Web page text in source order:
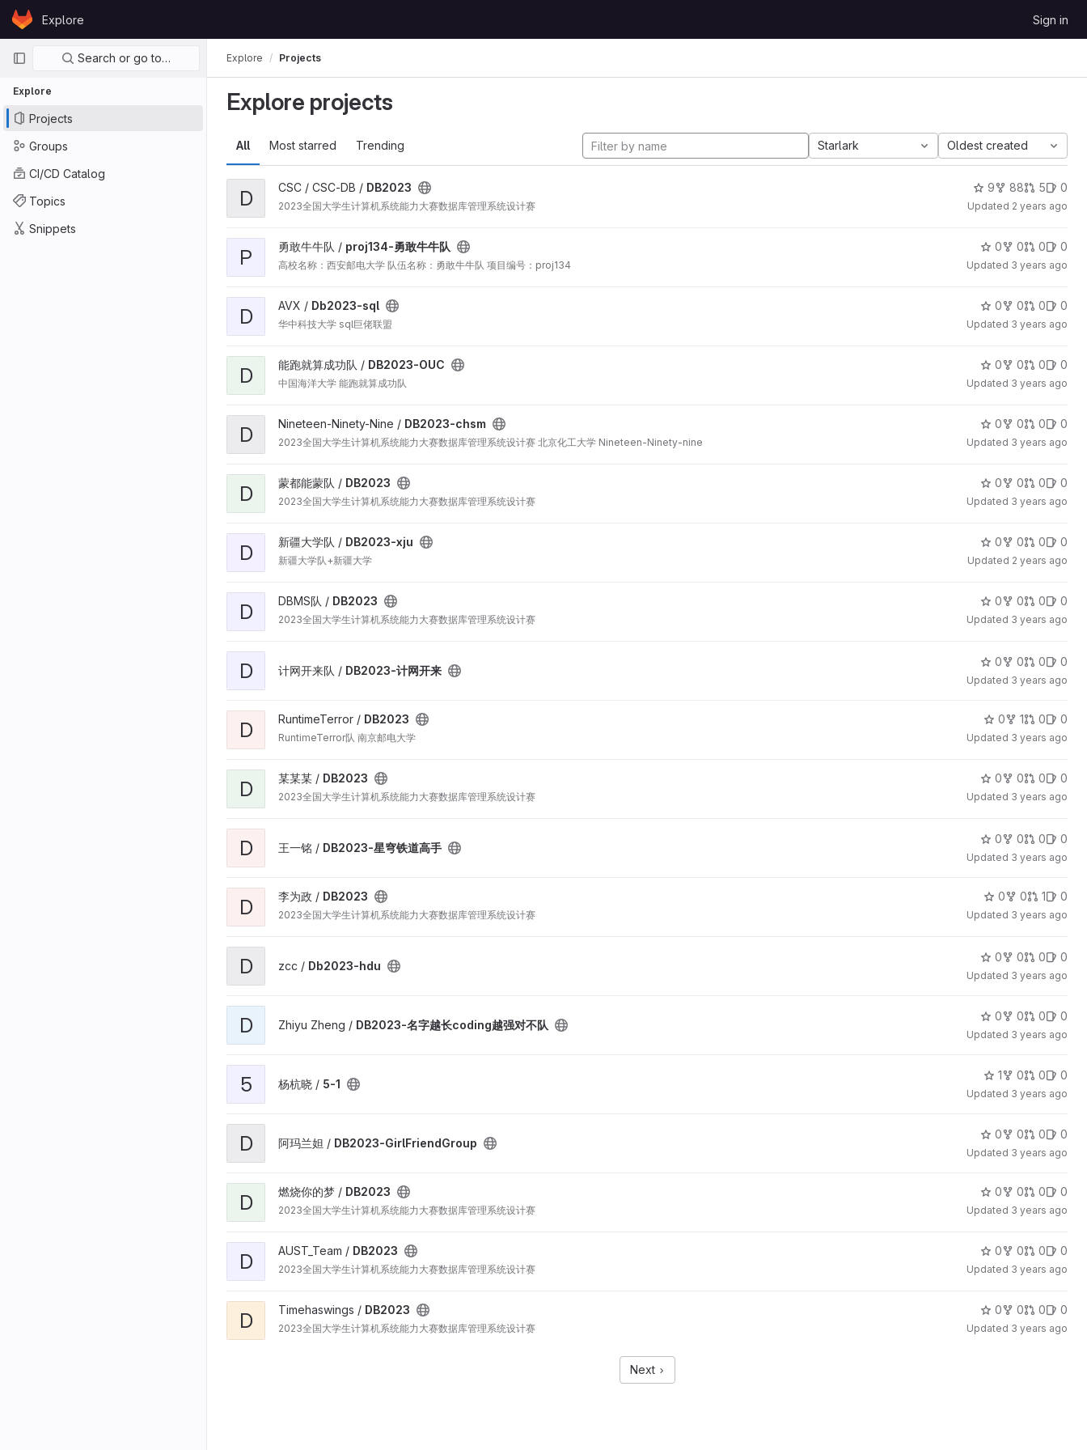
Skip to content
GitLabExplore Sign in
Primary navigation
Search or go to…
Explore
Projects
Groups
CI/CD Catalog
Topics
Snippets
Explore Projects
Explore projects
All Most starred Trending Starlark Oldest created
D CSC / CSC-DB / DB2023
2023全国大学生计算机系统能力大赛数据库管理系统设计赛
9 88 5 0
Updated 2 years ago
P 勇敢牛牛队 / proj134-勇敢牛牛队
高校名称：西安邮电大学 队伍名称：勇敢牛牛队 项目编号：proj134
0 0 0 0
Updated 3 years ago
D AVX / Db2023-sql
华中科技大学 sql巨佬联盟
0 0 0 0
Updated 3 years ago
D 能跑就算成功队 / DB2023-OUC
中国海洋大学 能跑就算成功队
0 0 0 0
Updated 3 years ago
D Nineteen-Ninety-Nine / DB2023-chsm
2023全国大学生计算机系统能力大赛数据库管理系统设计赛 北京化工大学 Nineteen-Ninety-nine
0 0 0 0
Updated 3 years ago
D 蒙都能蒙队 / DB2023
2023全国大学生计算机系统能力大赛数据库管理系统设计赛
0 0 0 0
Updated 3 years ago
D 新疆大学队 / DB2023-xju
新疆大学队+新疆大学
0 0 0 0
Updated 2 years ago
D DBMS队 / DB2023
2023全国大学生计算机系统能力大赛数据库管理系统设计赛
0 0 0 0
Updated 3 years ago
D 计网开来队 / DB2023-计网开来
0 0 0 0
Updated 3 years ago
D RuntimeTerror / DB2023
RuntimeTerror队 南京邮电大学
0 1 0 0
Updated 3 years ago
D 某某某 / DB2023
2023全国大学生计算机系统能力大赛数据库管理系统设计赛
0 0 0 0
Updated 3 years ago
D 王一铭 / DB2023-星穹铁道高手
0 0 0 0
Updated 3 years ago
D 李为政 / DB2023
2023全国大学生计算机系统能力大赛数据库管理系统设计赛
0 0 1 0
Updated 3 years ago
D zcc / Db2023-hdu
0 0 0 0
Updated 3 years ago
D Zhiyu Zheng / DB2023-名字越长coding越强对不队
0 0 0 0
Updated 3 years ago
5 杨杭晓 / 5-1
1 0 0 0
Updated 3 years ago
D 阿玛兰妲 / DB2023-GirlFriendGroup
0 0 0 0
Updated 3 years ago
D 燃烧你的梦 / DB2023
2023全国大学生计算机系统能力大赛数据库管理系统设计赛
0 0 0 0
Updated 3 years ago
D AUST_Team / DB2023
2023全国大学生计算机系统能力大赛数据库管理系统设计赛
0 0 0 0
Updated 3 years ago
D Timehaswings / DB2023
2023全国大学生计算机系统能力大赛数据库管理系统设计赛
0 0 0 0
Updated 3 years ago
Next